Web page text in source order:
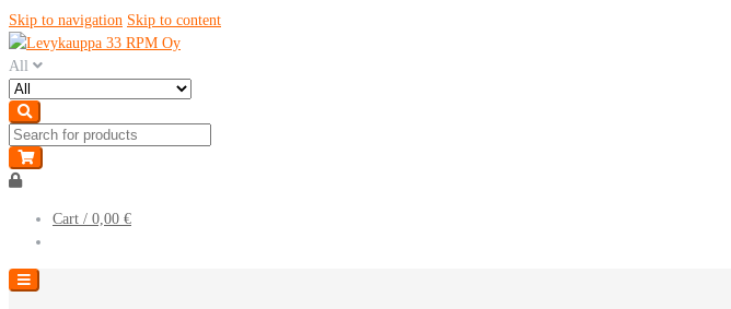
Skip to navigation Skip to content
All
Cart / 0,00 €